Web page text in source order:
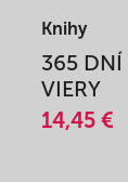
Knihy
365 DNÍ
VIERY
14,45 €